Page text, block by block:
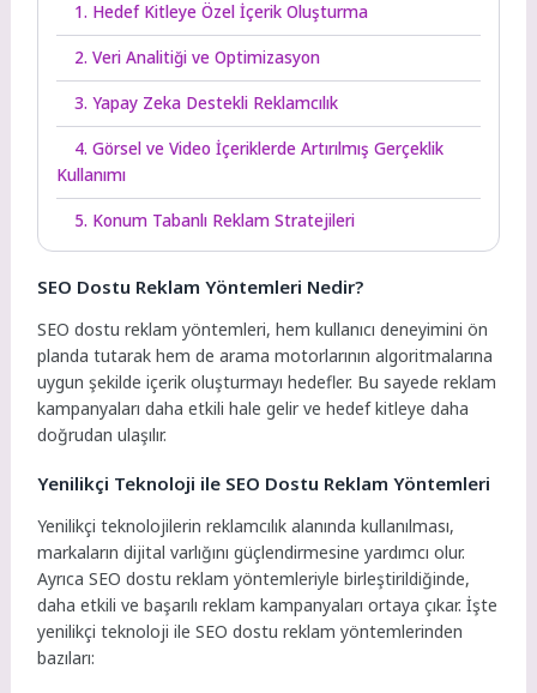
1. Hedef Kitleye Özel İçerik Oluşturma
2. Veri Analitiği ve Optimizasyon
3. Yapay Zeka Destekli Reklamcılık
4. Görsel ve Video İçeriklerde Artırılmış Gerçeklik
Kullanımı
5. Konum Tabanlı Reklam Stratejileri
SEO Dostu Reklam Yöntemleri Nedir?
SEO dostu reklam yöntemleri, hem kullanıcı deneyimini ön
planda tutarak hem de arama motorlarının algoritmalarına
uygun şekilde içerik oluşturmayı hedefler. Bu sayede reklam
kampanyaları daha etkili hale gelir ve hedef kitleye daha
doğrudan ulaşılır.
Yenilikçi Teknoloji ile SEO Dostu Reklam Yöntemleri
Yenilikçi teknolojilerin reklamcılık alanında kullanılması,
markaların dijital varlığını güçlendirmesine yardımcı olur.
Ayrıca SEO dostu reklam yöntemleriyle birleştirildiğinde,
daha etkili ve başarılı reklam kampanyaları ortaya çıkar. İşte
yenilikçi teknoloji ile SEO dostu reklam yöntemlerinden
bazıları: